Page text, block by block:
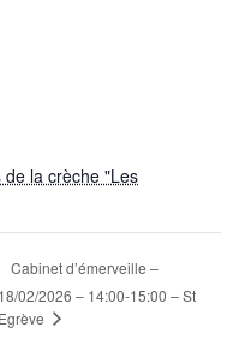
la crèche "Les
Cabinet d’émerveille –
18/02/2026 – 14:00-15:00 – St
Egrève